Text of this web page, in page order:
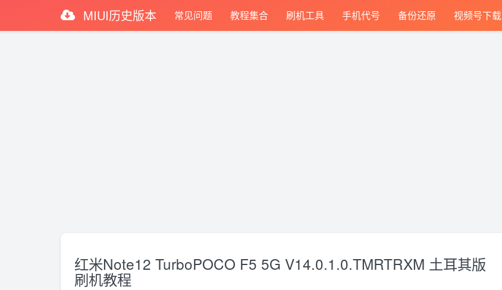
MIUI历史版本 常见问题 教程集合 刷机工具 手机代号 备份还原 视频号下载
红米Note12 TurboPOCO F5 5G V14.0.1.0.TMRTRXM 土耳其版
刷机教程